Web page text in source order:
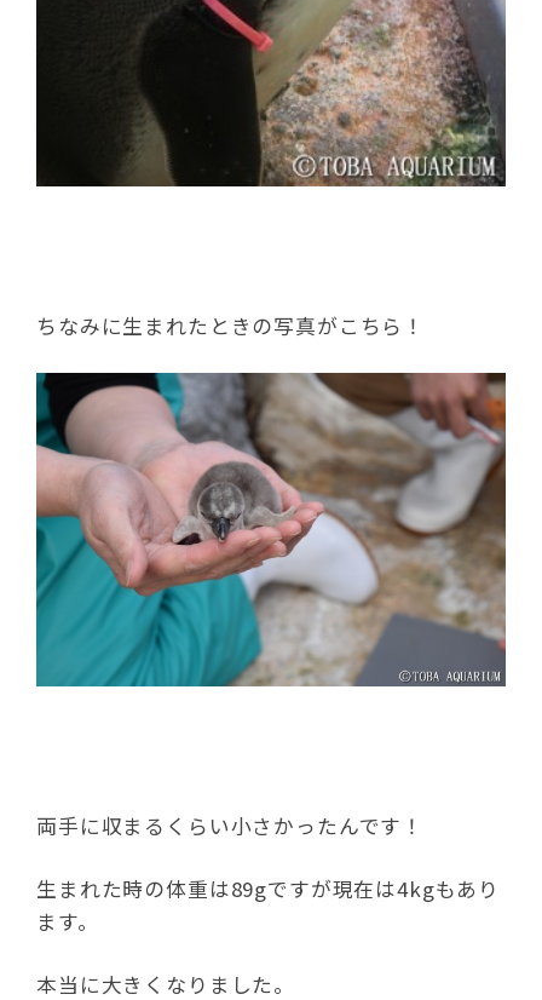
ちなみに生まれたときの写真がこちら！
両手に収まるくらい小さかったんです！
生まれた時の体重は89gですが現在は4kgもあり
ます。
本当に大きくなりました。